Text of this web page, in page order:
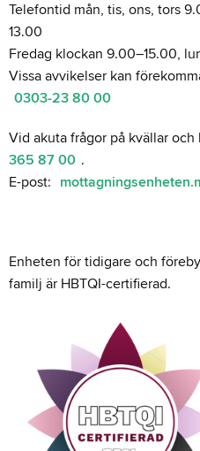
Telefontid mån, tis, ons, tors
13.00
Fredag klockan 9.00–15.00,
Vissa avvikelser kan
0303-23 80 00
Vid akuta frågor på kvällar
365 87 00 .
E-post:
Enheten för tidigare och
familj är HBTQI-certifierad.